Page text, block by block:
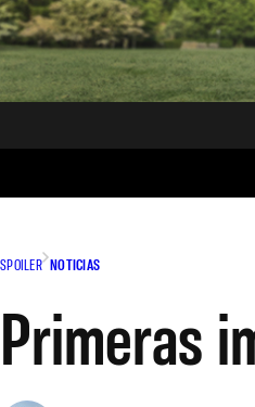
SPOILER NOTICIAS
Primeras